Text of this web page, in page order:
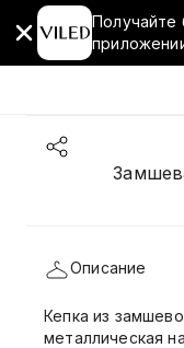
Получайте
Описание
Кепка из
металлическая